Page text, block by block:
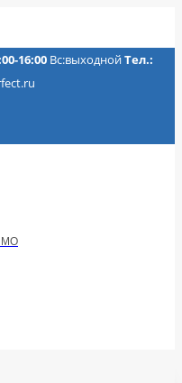
16:00 Вс:выходнойТел.:
МО